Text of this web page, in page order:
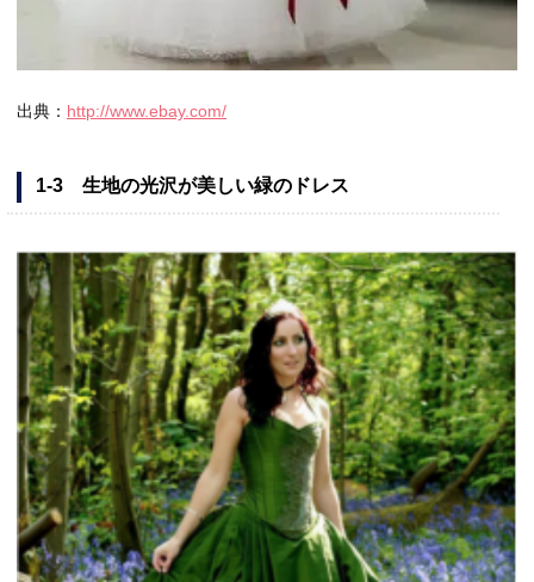
出典： http://www.ebay.com/
1-3 生地の光沢が美しい緑のドレス